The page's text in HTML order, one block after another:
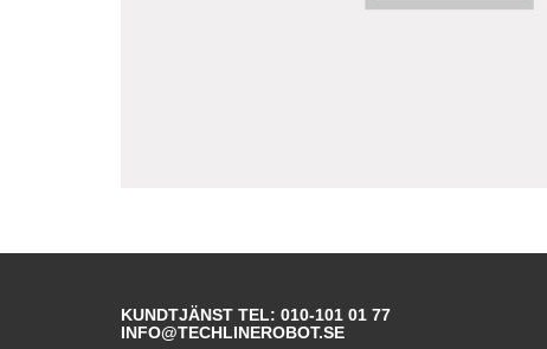
KUNDTJÄNST TEL: 010-101 01 77
INFO@TECHLINEROBOT.SE